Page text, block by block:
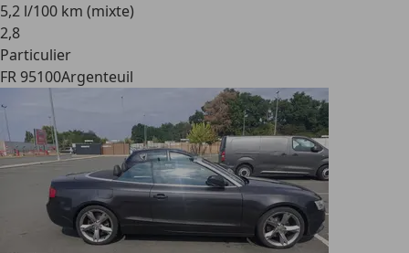
5,2 l/100 km (mixte)
2,8
Particulier
FR 95100Argenteuil